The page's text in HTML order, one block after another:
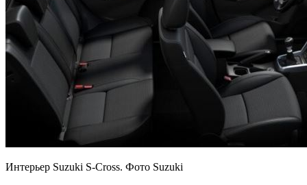
Интерьер Suzuki S-Cross. Фото Suzuki